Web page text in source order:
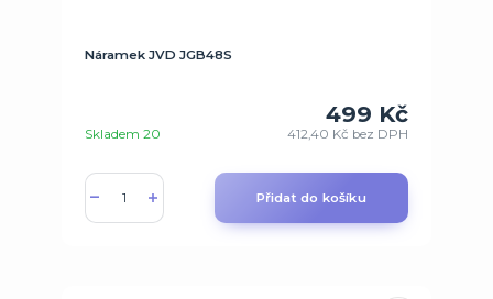
Náramek JVD JGB48S
499 Kč
412,40 Kč bez DPH
Skladem 20
Přidat do košíku